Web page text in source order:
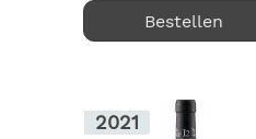
Bestellen
2021